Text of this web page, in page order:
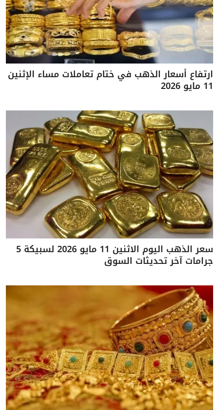
ارتفاع أسعار الذهب في ختام تعاملات مساء الإثنين
11 مايو 2026
سعر الذهب اليوم الاثنين 11 مايو 2026 لسبيكة 5
جرامات آخر تحديثات السوق